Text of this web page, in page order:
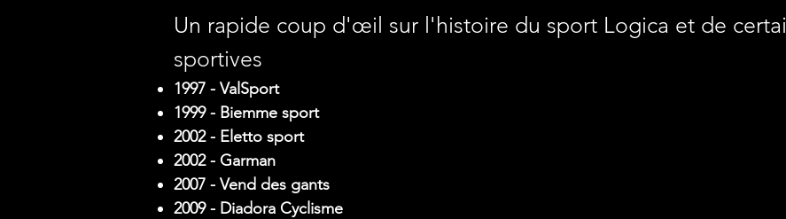
Un rapide coup d'œil sur l'histoire du sport Logica et de
sportives
1997 - ValSport
1999 - Biemme sport
2002 - Eletto sport
2002 - Garman
2007 - Vend des gants
2009 - Diadora Cyclisme